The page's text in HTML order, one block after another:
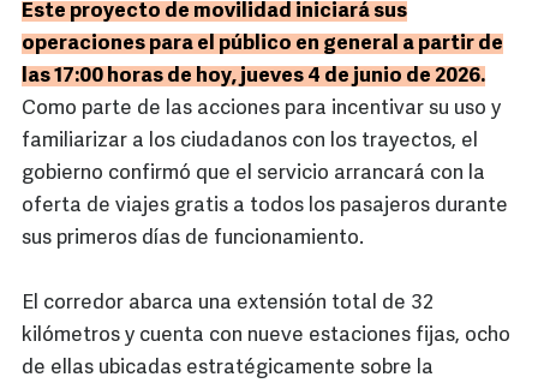
Este proyecto de movilidad iniciará sus
operaciones para el público en general a partir de
las 17:00 horas de hoy, jueves 4 de junio de 2026.
Como parte de las acciones para incentivar su uso y
familiarizar a los ciudadanos con los trayectos, el
gobierno confirmó que el servicio arrancará con la
oferta de viajes gratis a todos los pasajeros durante
sus primeros días de funcionamiento.
El corredor abarca una extensión total de 32
kilómetros y cuenta con nueve estaciones fijas, ocho
de ellas ubicadas estratégicamente sobre la